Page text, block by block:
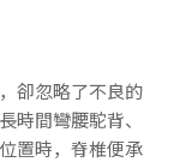
卻忽略了不良的
時間彎腰駝背、
置時，脊椎便承